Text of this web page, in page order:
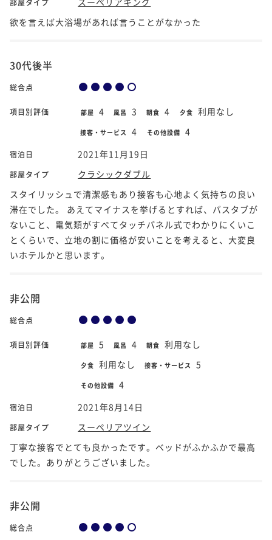
欲を言えば大浴場があれば言うことがなかった
30代後半
総合点
項目別評価 部屋 4 風呂 3 朝食 4 夕食 利用なし
接客・サービス 4 その他設備 4
宿泊日 2021年11月19日
部屋タイプ
クラシックダブル
スタイリッシュで清潔感もあり接客も心地よく気持ちの良い
滞在でした。 あえてマイナスを挙げるとすれば、バスタブが
ないこと、電気類がすべてタッチパネル式でわかりにくいこ
とくらいで、立地の割に価格が安いことを考えると、大変良
いホテルかと思います。
非公開
総合点
項目別評価 部屋 5 風呂 4 朝食 利用なし
夕食 利用なし 接客・サービス 5
その他設備 4
宿泊日 2021年8月14日
部屋タイプ
スーペリアツイン
丁寧な接客でとても良かったです。ベッドがふかふかで最高
でした。ありがとうございました。
非公開
総合点